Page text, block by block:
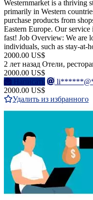
Westernmarket is a thriving
primarily in Western
purchase products from
Eastern Europe. Our
fast! Job Overview: We are
individuals, such as stay-at-
2000.00 US$
2 лет назад Отели,
2000.00 US$
Написать
2000.00 US$
Удалить из избранного